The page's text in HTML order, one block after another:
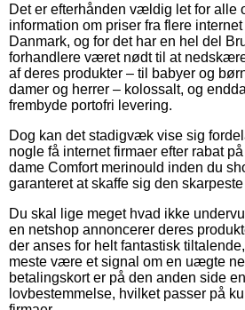
Det er efterhånden vældig let for alle
information om priser fra flere
Danmark, og for det har en hel del
forhandlere været nødt til at
af deres produkter – til babyer og
damer og herrer – kolossalt, og
frembyde portofri levering.
Dog kan det stadigvæk vise sig
nogle få internet firmaer efter rabat
dame Comfort merinould inden du
garanteret at skaffe sig den
Du skal lige meget hvad ikke
en netshop annoncerer deres
der anses for helt fantastisk
meste være et signal om en uægte
betalingskort er på den anden side
lovbestemmelse, hvilket passer på